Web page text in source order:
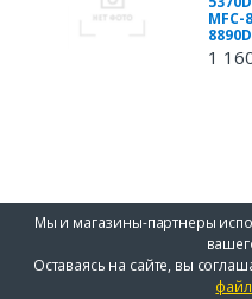
MFC-
1
Мы и магазины-партнеры
Оставаясь на сайте, вы